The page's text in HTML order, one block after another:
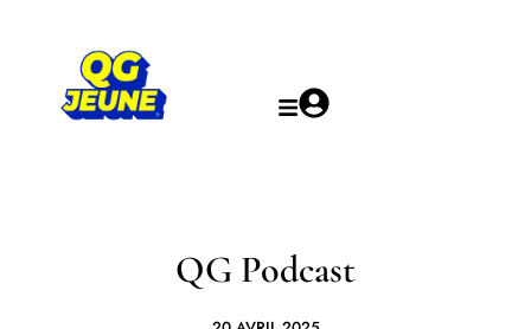
QG Podcast